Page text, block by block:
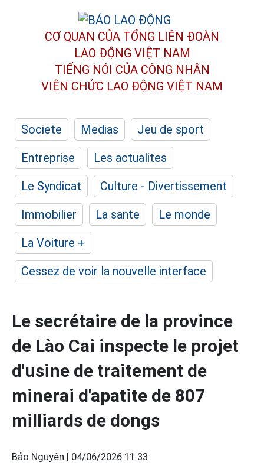
CƠ QUAN CỦA TỔNG LIÊN ĐOÀN
LAO ĐỘNG VIỆT NAM
TIẾNG NÓI CỦA CÔNG NHÂN
VIÊN CHỨC LAO ĐỘNG VIỆT NAM
Societe Medias
Jeu de sport
Entreprise
Les actualites
Le Syndicat
Culture - Divertissement
Immobilier
La sante
Le monde
La Voiture +
Cessez de voir la nouvelle interface
Le secrétaire de la province
de Lào Cai inspecte le projet
d'usine de traitement de
minerai d'apatite de 807
milliards de dongs
Bảo Nguyên | 04/06/2026 11:33